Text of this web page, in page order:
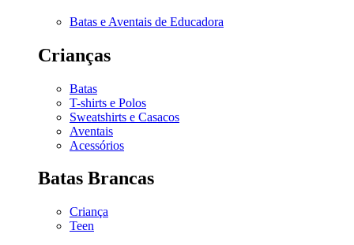
Batas e Aventais de Educadora
Crianças
Batas
T-shirts e Polos
Sweatshirts e Casacos
Aventais
Acessórios
Batas Brancas
Criança
Teen